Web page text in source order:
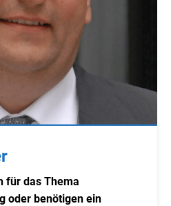
für das Thema
oder benötigen ein